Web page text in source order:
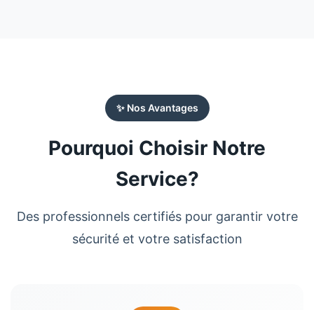
✨ Nos Avantages
Pourquoi Choisir Notre
Service?
Des professionnels certifiés pour garantir votre
sécurité et votre satisfaction